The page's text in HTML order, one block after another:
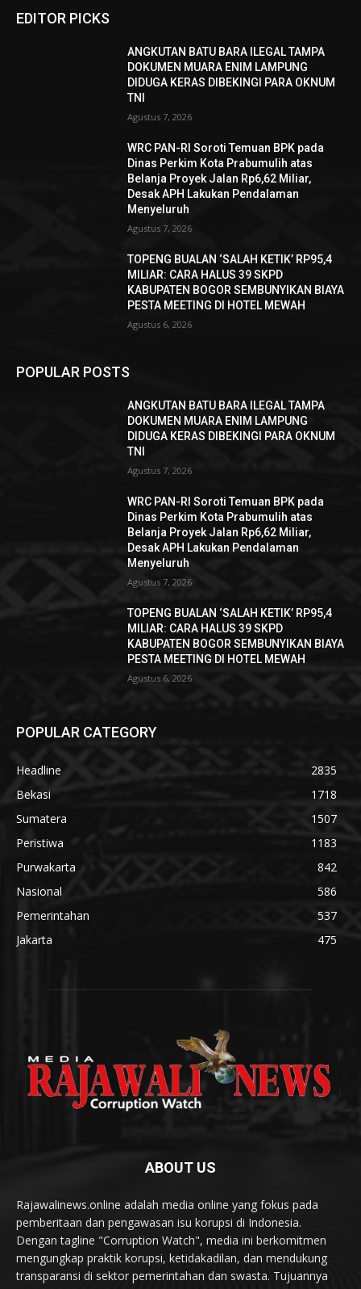
EDITOR PICKS
ANGKUTAN BATU BARA ILEGAL TAMPA
DOKUMEN MUARA ENIM LAMPUNG
DIDUGA KERAS DIBEKINGI PARA OKNUM
TNI
Agustus 7, 2026
WRC PAN-RI Soroti Temuan BPK pada
Dinas Perkim Kota Prabumulih atas
Belanja Proyek Jalan Rp6,62 Miliar,
Desak APH Lakukan Pendalaman
Menyeluruh
Agustus 7, 2026
TOPENG BUALAN ‘SALAH KETIK’ RP95,4
MILIAR: CARA HALUS 39 SKPD
KABUPATEN BOGOR SEMBUNYIKAN BIAYA
PESTA MEETING DI HOTEL MEWAH
Agustus 6, 2026
POPULAR POSTS
ANGKUTAN BATU BARA ILEGAL TAMPA
DOKUMEN MUARA ENIM LAMPUNG
DIDUGA KERAS DIBEKINGI PARA OKNUM
TNI
Agustus 7, 2026
WRC PAN-RI Soroti Temuan BPK pada
Dinas Perkim Kota Prabumulih atas
Belanja Proyek Jalan Rp6,62 Miliar,
Desak APH Lakukan Pendalaman
Menyeluruh
Agustus 7, 2026
TOPENG BUALAN ‘SALAH KETIK’ RP95,4
MILIAR: CARA HALUS 39 SKPD
KABUPATEN BOGOR SEMBUNYIKAN BIAYA
PESTA MEETING DI HOTEL MEWAH
Agustus 6, 2026
POPULAR CATEGORY
Headline
2835
Bekasi
1718
Sumatera
1507
Peristiwa
1183
Purwakarta
842
Nasional
586
Pemerintahan
537
Jakarta
475
ABOUT US
Rajawalinews.online adalah media online yang fokus pada
pemberitaan dan pengawasan isu korupsi di Indonesia.
Dengan tagline "Corruption Watch", media ini berkomitmen
mengungkap praktik korupsi, ketidakadilan, dan mendukung
transparansi di sektor pemerintahan dan swasta. Tujuannya